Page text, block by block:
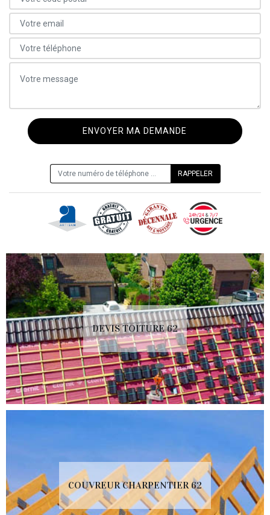
DEVIS TOITURE 62
COUVREUR CHARPENTIER 62